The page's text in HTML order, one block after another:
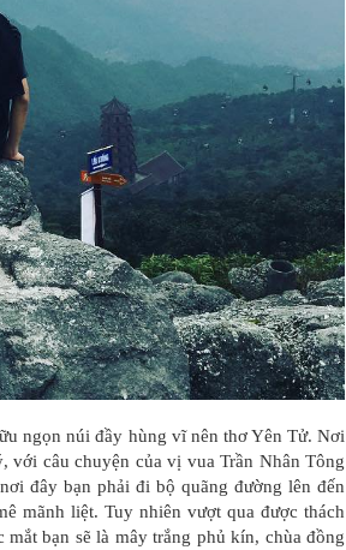
ngọn núi đầy hùng vĩ nên thơ Yên Tử. Nơi
với câu chuyện của vị vua Trần Nhân Tông
đây bạn phải đi bộ quãng đường lên đến
mãnh liệt. Tuy nhiên vượt qua được thách
bạn sẽ là mây trắng phủ kín, chùa đồng